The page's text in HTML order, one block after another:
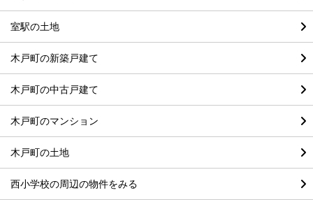
室駅の土地
木戸町の新築戸建て
木戸町の中古戸建て
木戸町のマンション
木戸町の土地
西小学校の周辺の物件をみる